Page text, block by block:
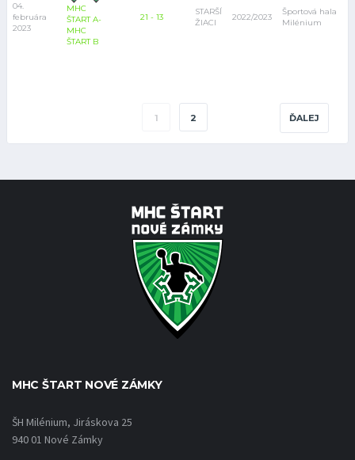
04.
februára
2023
MHC
ŠTART A-
MHC
ŠTART B
21 - 13
STARŠÍ
ŽIACI
2022/2023
Športová hala
Milénium
1 2 ĎALEJ
MHC ŠTART NOVÉ ZÁMKY
ŠH Milénium, Jiráskova 25
940 01 Nové Zámky